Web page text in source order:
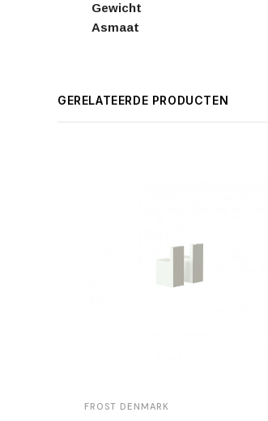
Gewicht
Asmaat
GERELATEERDE PRODUCTEN
FROST DENMARK